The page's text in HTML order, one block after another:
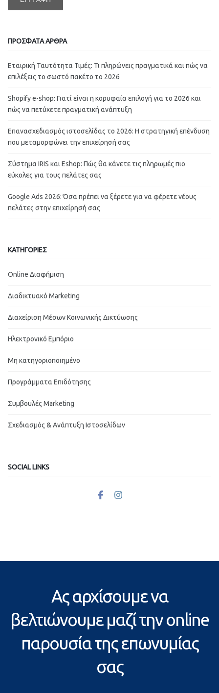
ΠΡΟΣΦΑΤΑ ΑΡΘΡΑ
Εταιρική Ταυτότητα Τιμές: Τι πληρώνεις πραγματικά και πώς να
επιλέξεις το σωστό πακέτο το 2026
Shopify e-shop: Γιατί είναι η κορυφαία επιλογή για το 2026 και
πώς να πετύχετε πραγματική ανάπτυξη
Επανασχεδιασμός ιστοσελίδας το 2026: Η στρατηγική επένδυση
που μεταμορφώνει την επιχείρησή σας
Σύστημα IRIS και Eshop: Πώς θα κάνετε τις πληρωμές πιο
εύκολες για τους πελάτες σας
Google Ads 2026: Όσα πρέπει να ξέρετε για να φέρετε νέους
πελάτες στην επιχείρησή σας
ΚΑΤΗΓΟΡΙΕΣ
Online Διαφήμιση
Διαδικτυακό Marketing
Διαχείριση Μέσων Κοινωνικής Δικτύωσης
Ηλεκτρονικό Εμπόριο
Μη κατηγοριοποιημένο
Προγράμματα Επιδότησης
Συμβουλές Marketing
Σχεδιασμός & Ανάπτυξη Ιστοσελίδων
SOCIAL LINKS
Ας αρχίσουμε να
βελτιώνουμε μαζί την online
παρουσία της επωνυμίας
σας